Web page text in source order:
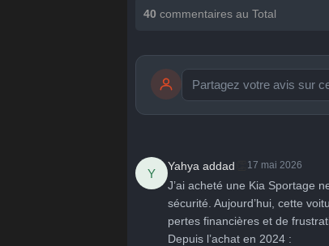
40 commentaires au Total
🤩
Parfait
👏
Bravo Réjoui
publication immédiate
Y
Yahya addad 17 mai 2026
J’ai acheté une Kia Sportage
sécurité. Aujourd’hui, cette
pertes financières et de
Depuis l’achat en 2024 :